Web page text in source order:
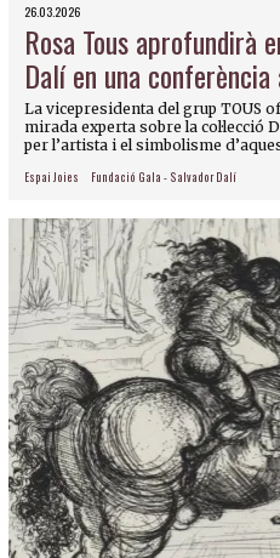
26.03.2026
Rosa Tous aprofundirà
Dalí en una
La vicepresidenta del grup TOUS
mirada experta sobre la col·lecció
per l’artista i el simbolisme
Espai Joies Fundació Gala - Salvador Dalí